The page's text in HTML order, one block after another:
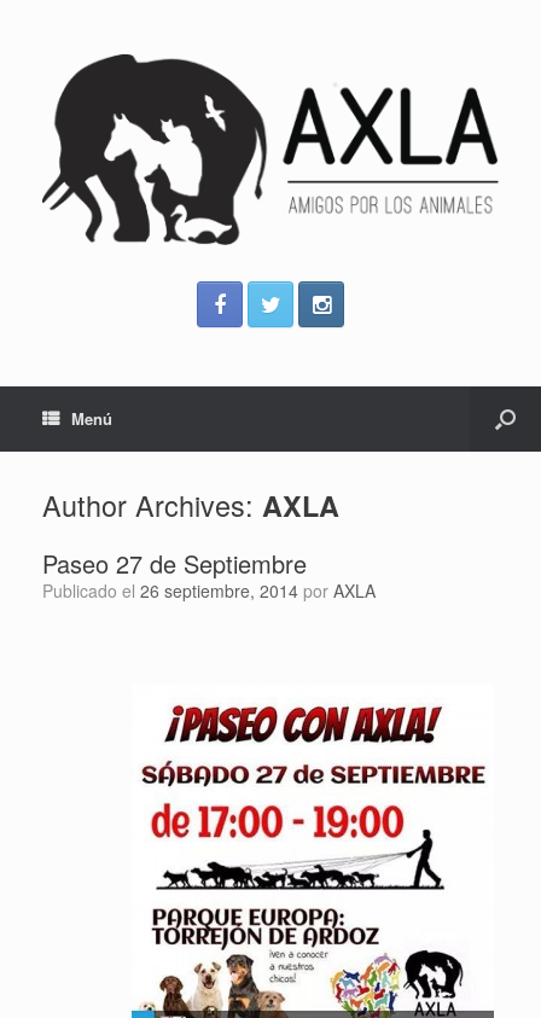
Menú
Author Archives: AXLA
Paseo 27 de Septiembre
Publicado el 26 septiembre, 2014 por AXLA